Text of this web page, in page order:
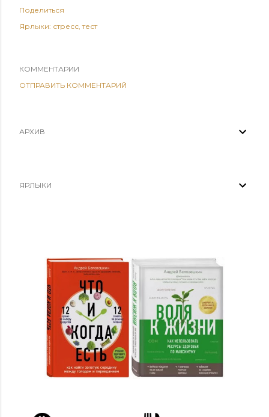
Поделиться
Ярлыки: стресс тест
КОММЕНТАРИИ
ОТПРАВИТЬ КОММЕНТАРИЙ
АРХИВ
ЯРЛЫКИ